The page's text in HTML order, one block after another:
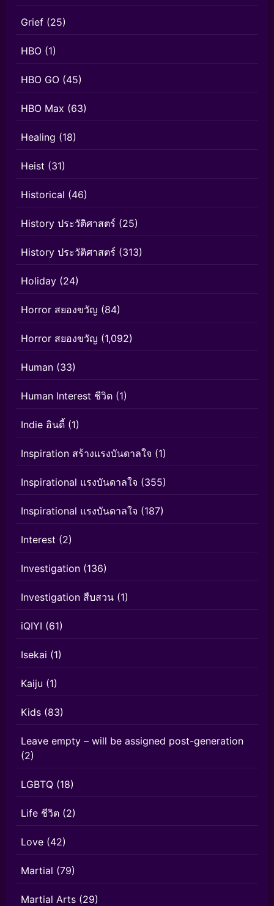
Grief (25)
HBO (1)
HBO GO (45)
HBO Max (63)
Healing (18)
Heist (31)
Historical (46)
History ประวัติศาสตร์ (25)
History ประวัติศาสตร์ (313)
Holiday (24)
Horror สยองขวัญ (84)
Horror สยองขวัญ (1,092)
Human (33)
Human Interest ชีวิต (1)
Indie อินดี้ (1)
Inspiration สร้างแรงบันดาลใจ (1)
Inspirational แรงบันดาลใจ (355)
Inspirational แรงบันดาลใจ (187)
Interest (2)
Investigation (136)
Investigation สืบสวน (1)
iQIYI (61)
Isekai (1)
Kaiju (1)
Kids (83)
Leave empty – will be assigned post-generation
(2)
LGBTQ (18)
Life ชีวิต (2)
Love (42)
Martial (79)
Martial Arts (29)